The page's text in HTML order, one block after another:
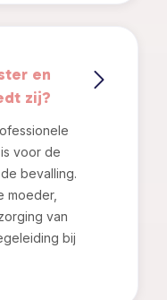
en
zij?
voor de
bevalling.
moeder,
van
bij